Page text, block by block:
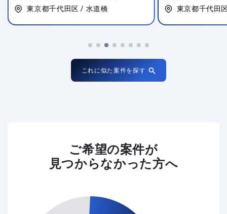
東京都千代田区 / 東京
東京都中央区
これに似た案件を探す
ご希望の案件が
見つからなかった方へ